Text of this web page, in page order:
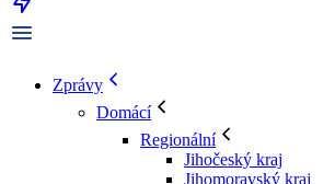
Zprávy
Domácí
Regionální
Jihočeský kraj
Jihomoravský kraj